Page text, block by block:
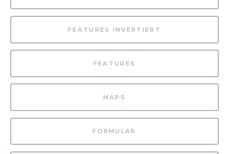
FEATURES INVERTIERT
FEATURES
MAPS
FORMULAR